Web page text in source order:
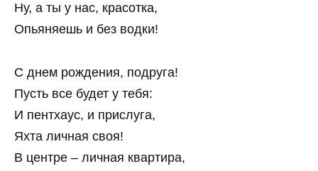
Ну, а ты у нас, красотка,
Опьяняешь и без водки!
С днем рождения, подруга!
Пусть все будет у тебя:
И пентхаус, и прислуга,
Яхта личная своя!
В центре – личная квартира,